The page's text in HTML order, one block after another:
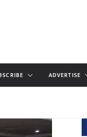
ADVERTISE